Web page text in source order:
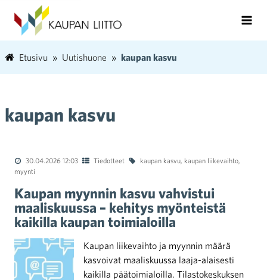
Etusivu Uutishuone kaupan kasvu
kaupan kasvu
30.04.2026 12:03 Tiedotteet kaupan kasvu, kaupan liikevaihto,
myynti
Kaupan myynnin kasvu vahvistui
maaliskuussa – kehitys myönteistä
kaikilla kaupan toimialoilla
Kaupan liikevaihto ja myynnin määrä
kasvoivat maaliskuussa laaja-alaisesti
kaikilla päätoimialoilla. Tilastokeskuksen